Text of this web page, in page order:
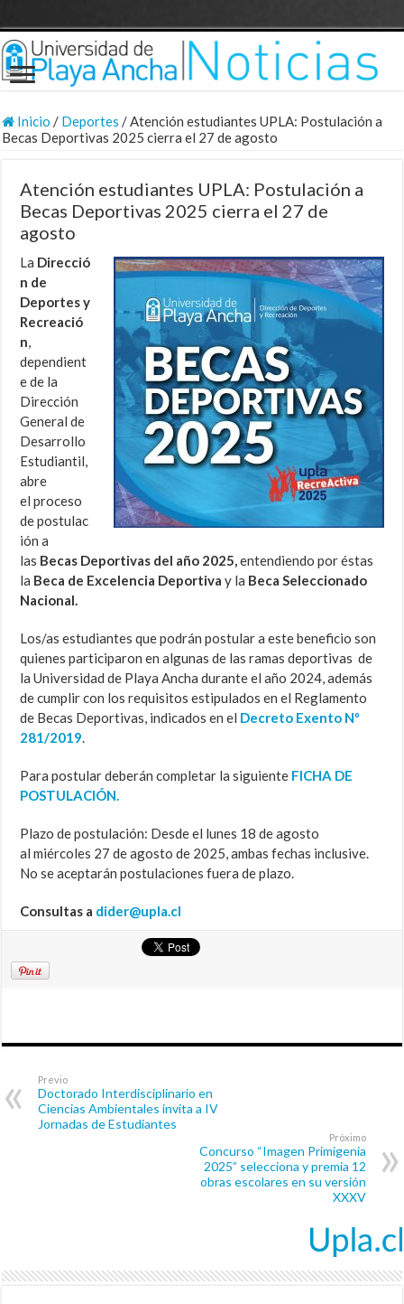
Inicio / Deportes /Atención estudiantes UPLA: Postulación a
Becas Deportivas 2025 cierra el 27 de agosto
Atención estudiantes UPLA: Postulación a
Becas Deportivas 2025 cierra el 27 de
agosto
La Direcció
n de
Deportes y
Recreació
n,
dependient
e de la
Dirección
General de
Desarrollo
Estudiantil,
abre
el proceso
de postulac
ión a
las Becas Deportivas del año 2025,entendiendo por éstas
la Beca de Excelencia Deportivay la Beca Seleccionado
Nacional.
Los/as estudiantes que podrán postular a este beneficio son
quienes participaron en algunas de las ramas deportivas de
la Universidad de Playa Ancha durante el año 2024, además
de cumplir con los requisitos estipulados en el Reglamento
de Becas Deportivas, indicados en el Decreto Exento Nº
281/2019.
Para postular deberán completar la siguiente FICHA DE
POSTULACIÓN.
Plazo de postulación: Desde el lunes 18 de agosto
al miércoles 27de agosto de 2025, ambas fechas inclusive.
No se aceptarán postulaciones fuera de plazo.
Consultas a dider@upla.cl
Previo
Doctorado Interdisciplinario en
Ciencias Ambientales invita a IV
Jornadas de Estudiantes
Próximo
Concurso “Imagen Primigenia
2025” selecciona y premia 12
obras escolares en su versión
XXXV